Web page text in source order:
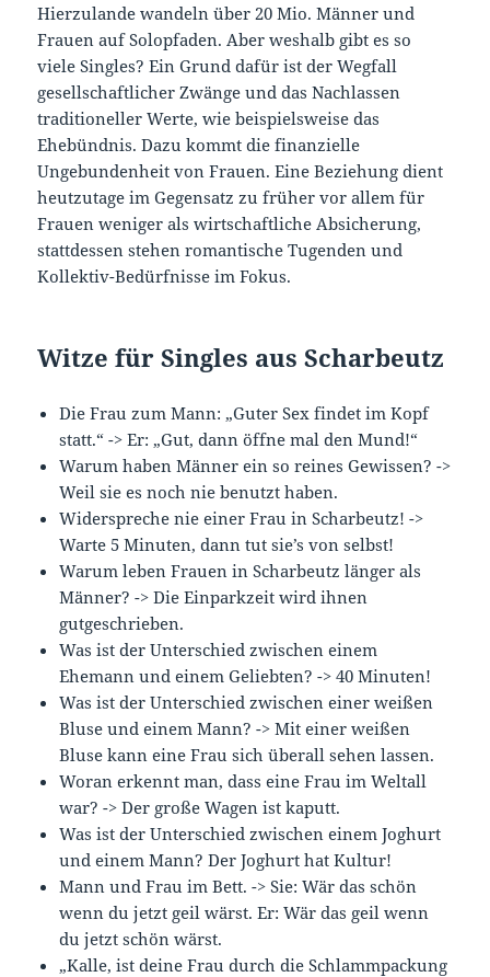
Hierzulande wandeln über 20 Mio. Männer und
Frauen auf Solopfaden. Aber weshalb gibt es so
viele Singles? Ein Grund dafür ist der Wegfall
gesellschaftlicher Zwänge und das Nachlassen
traditioneller Werte, wie beispielsweise das
Ehebündnis. Dazu kommt die finanzielle
Ungebundenheit von Frauen. Eine Beziehung dient
heutzutage im Gegensatz zu früher vor allem für
Frauen weniger als wirtschaftliche Absicherung,
stattdessen stehen romantische Tugenden und
Kollektiv-Bedürfnisse im Fokus.
Witze für Singles aus Scharbeutz
Die Frau zum Mann: „Guter Sex findet im Kopf
statt.“ -> Er: „Gut, dann öffne mal den Mund!“
Warum haben Männer ein so reines Gewissen? ->
Weil sie es noch nie benutzt haben.
Widerspreche nie einer Frau in Scharbeutz! ->
Warte 5 Minuten, dann tut sie’s von selbst!
Warum leben Frauen in Scharbeutz länger als
Männer? -> Die Einparkzeit wird ihnen
gutgeschrieben.
Was ist der Unterschied zwischen einem
Ehemann und einem Geliebten? -> 40 Minuten!
Was ist der Unterschied zwischen einer weißen
Bluse und einem Mann? -> Mit einer weißen
Bluse kann eine Frau sich überall sehen lassen.
Woran erkennt man, dass eine Frau im Weltall
war? -> Der große Wagen ist kaputt.
Was ist der Unterschied zwischen einem Joghurt
und einem Mann? Der Joghurt hat Kultur!
Mann und Frau im Bett. -> Sie: Wär das schön
wenn du jetzt geil wärst. Er: Wär das geil wenn
du jetzt schön wärst.
„Kalle, ist deine Frau durch die Schlammpackung